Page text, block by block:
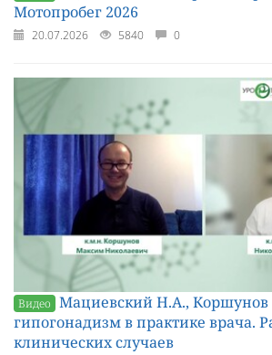
Мотопробег 2026
20.07.2026 5840 0
Видео Мациевский Н.А.,
гипогонадизм в практике врача.
клинических случаев